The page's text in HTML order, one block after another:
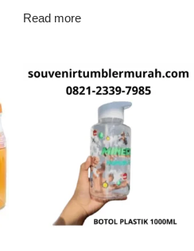
5.00
out of 5
Read more